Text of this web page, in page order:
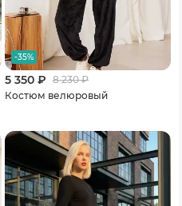
-35%
5 350 ₽ 8 230₽
Костюм велюровый